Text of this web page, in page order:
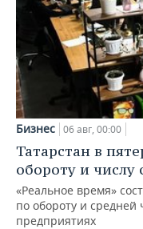
Бизнес 06 авг, 00:00
Татарстан в
обороту и
«Реальное время»
по обороту и средней
предприятиях